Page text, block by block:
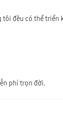
tôi đều có thể
phí trọn đời.